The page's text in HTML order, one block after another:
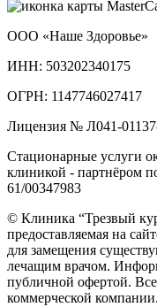
ООО «Наше Здоровье»
ИНН: 503202340175
ОГРН: 1147746027417
Лицензия № Л041-
Стационарные услуги
клиникой - партнёром
61/00347983
© Клиника “Трезвый
предоставляемая на
для замещения
лечащим врачом.
публичной офертой.
коммерческой